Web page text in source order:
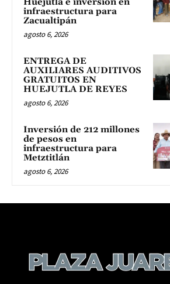
infraestructura para
Zacualtipán
agosto 6, 2026
ENTREGA DE
AUXILIARES AUDITIVOS
GRATUITOS EN
HUEJUTLA DE REYES
agosto 6, 2026
Inversión de 212 millones
de pesos en
infraestructura para
Metztitlán
agosto 6, 2026